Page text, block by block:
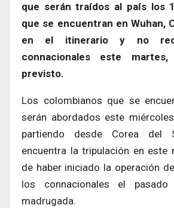
que serán traídos al país los
que se encuentran en Wuhan,
en el itinerario y no
connacionales este
previsto.
Los colombianos que se
serán abordados este
partiendo desde Corea del
encuentra la tripulación en este
de haber iniciado la operación
los connacionales el
madrugada.